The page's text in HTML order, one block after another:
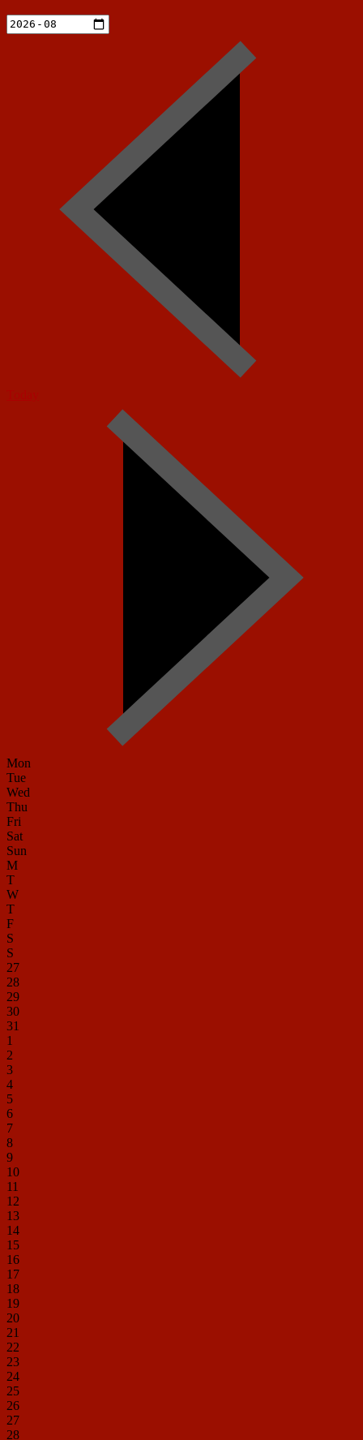
Mon
Tue
Wed
Thu
Fri
Sat
Sun
M
T
W
T
F
S
S
27
28
29
30
31
1
2
3
4
5
6
7
8
9
10
11
12
13
14
15
16
17
18
19
20
21
22
23
24
25
26
27
28